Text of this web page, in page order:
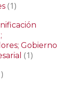
(1)
Gobierno
(1)